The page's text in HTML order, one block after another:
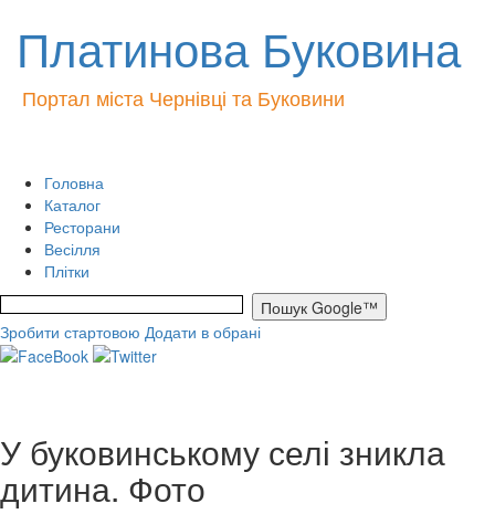
Платинова Буковина
Портал міста Чернівці та Буковини
Головна
Каталог
Ресторани
Весілля
Плітки
Зробити стартовою Додати в обрані
У буковинському селі зникла
дитина. Фото